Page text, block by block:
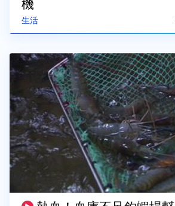
生活
機